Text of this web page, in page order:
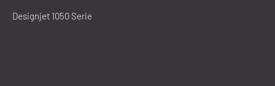
Designjet 1050 Serie